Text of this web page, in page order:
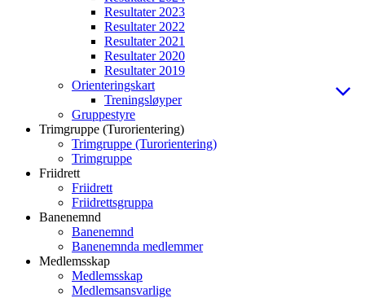
Resultater 2023
Resultater 2022
Resultater 2021
Resultater 2020
Resultater 2019
Orienteringskart
Treningsløyper
Gruppestyre
Trimgruppe (Turorientering)
Trimgruppe (Turorientering)
Trimgruppe
Friidrett
Friidrett
Friidrettsgruppa
Banenemnd
Banenemnd
Banenemnda medlemmer
Medlemsskap
Medlemsskap
Medlemsansvarlige